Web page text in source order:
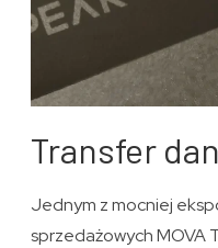
Transfer
Jednym z mocniej
sprzedażowych MOVA